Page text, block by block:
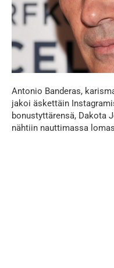
Antonio Banderas,
jakoi äskettäin
bonustyttärensä, Dakota
nähtiin nauttimassa